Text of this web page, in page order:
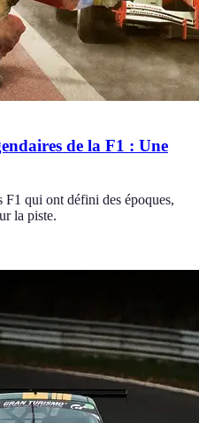
de la F1 : Une
qui ont défini des époques,
la piste.